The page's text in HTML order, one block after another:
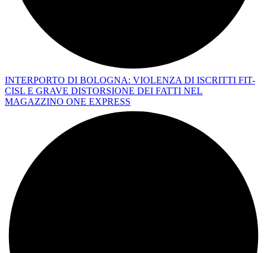
INTERPORTO DI BOLOGNA: VIOLENZA DI ISCRITTI FIT-
CISL E GRAVE DISTORSIONE DEI FATTI NEL
MAGAZZINO ONE EXPRESS